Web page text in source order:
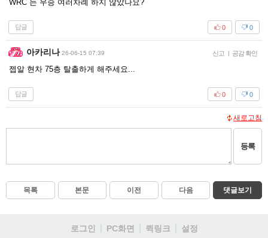
WRC 는 우승 여러차례 하지 않았나요?
답글 0
0
아카리나 26-06-15 07:39 신고 | 공감 확인
젭알 현차 75층 탈출하게 해주세요...
답글 0
0
새로고침
등록
목록 본문 이전 다음 댓글보기
로그인 PC화면 퀵링크 설정